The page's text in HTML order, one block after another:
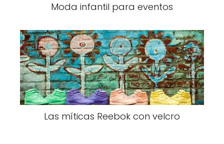
Moda infantil para eventos
Las míticas Reebok con velcro